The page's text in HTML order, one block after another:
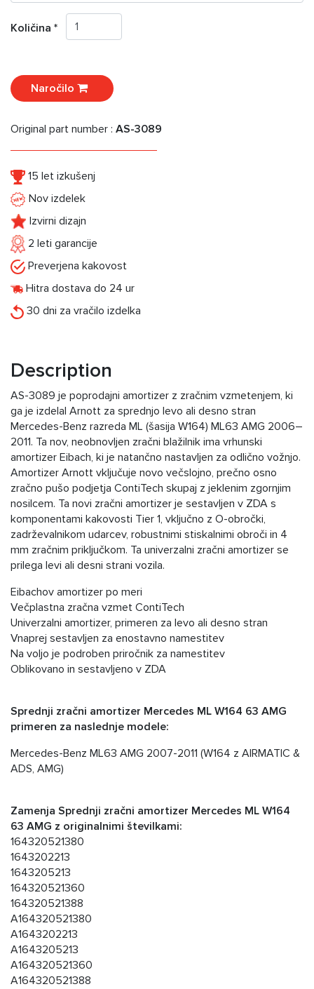
Količina *
Naročilo
Original part number : AS-3089
15 let izkušenj
Nov izdelek
Izvirni dizajn
2 leti garancije
Preverjena kakovost
Hitra dostava do 24 ur
30 dni za vračilo izdelka
Description
AS-3089 je poprodajni amortizer z zračnim vzmetenjem, ki
ga je izdelal Arnott za sprednjo levo ali desno stran
Mercedes-Benz razreda ML (šasija W164) ML63 AMG 2006–
2011. Ta nov, neobnovljen zračni blažilnik ima vrhunski
amortizer Eibach, ki je natančno nastavljen za odlično vožnjo.
Amortizer Arnott vključuje novo večslojno, prečno osno
zračno pušo podjetja ContiTech skupaj z jeklenim zgornjim
nosilcem. Ta novi zračni amortizer je sestavljen v ZDA s
komponentami kakovosti Tier 1, vključno z O-obročki,
zadrževalnikom udarcev, robustnimi stiskalnimi obroči in 4
mm zračnim priključkom. Ta univerzalni zračni amortizer se
prilega levi ali desni strani vozila.
Eibachov amortizer po meri
Večplastna zračna vzmet ContiTech
Univerzalni amortizer, primeren za levo ali desno stran
Vnaprej sestavljen za enostavno namestitev
Na voljo je podroben priročnik za namestitev
Oblikovano in sestavljeno v ZDA
Sprednji zračni amortizer Mercedes ML W164 63 AMG
primeren za naslednje modele:
Mercedes-Benz ML63 AMG 2007-2011 (W164 z AIRMATIC &
ADS, AMG)
Zamenja Sprednji zračni amortizer Mercedes ML W164
63 AMG z originalnimi številkami:
164320521380
1643202213
1643205213
164320521360
164320521388
A164320521380
A1643202213
A1643205213
A164320521360
A164320521388